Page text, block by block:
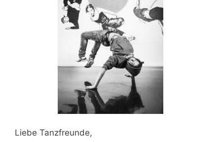
Liebe Tanzfreunde,